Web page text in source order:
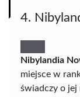
4.
Nibylandia
miejsce w
świadczy o jej